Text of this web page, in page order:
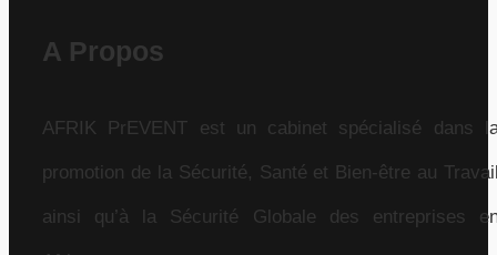
A Propos
AFRIK PrEVENT est un cabinet spécialisé dans
promotion de la Sécurité, Santé et Bien-être au
ainsi qu’à la Sécurité Globale des entreprises